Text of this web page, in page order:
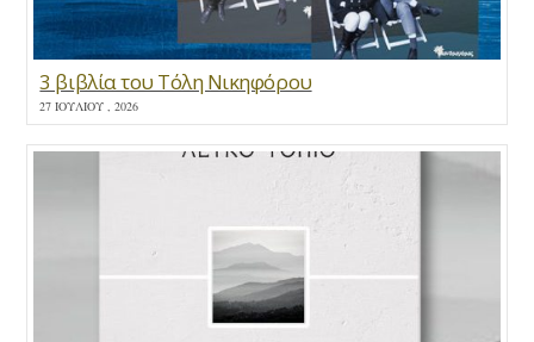
3 βιβλία του Τόλη Νικηφόρου
27 ΙΟΥΛΊΟΥ , 2026